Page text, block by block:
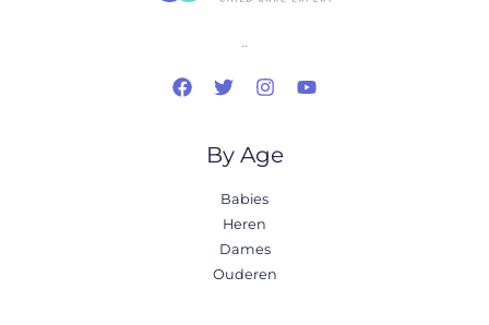
..
By Age
Babies
Heren
Dames
Ouderen